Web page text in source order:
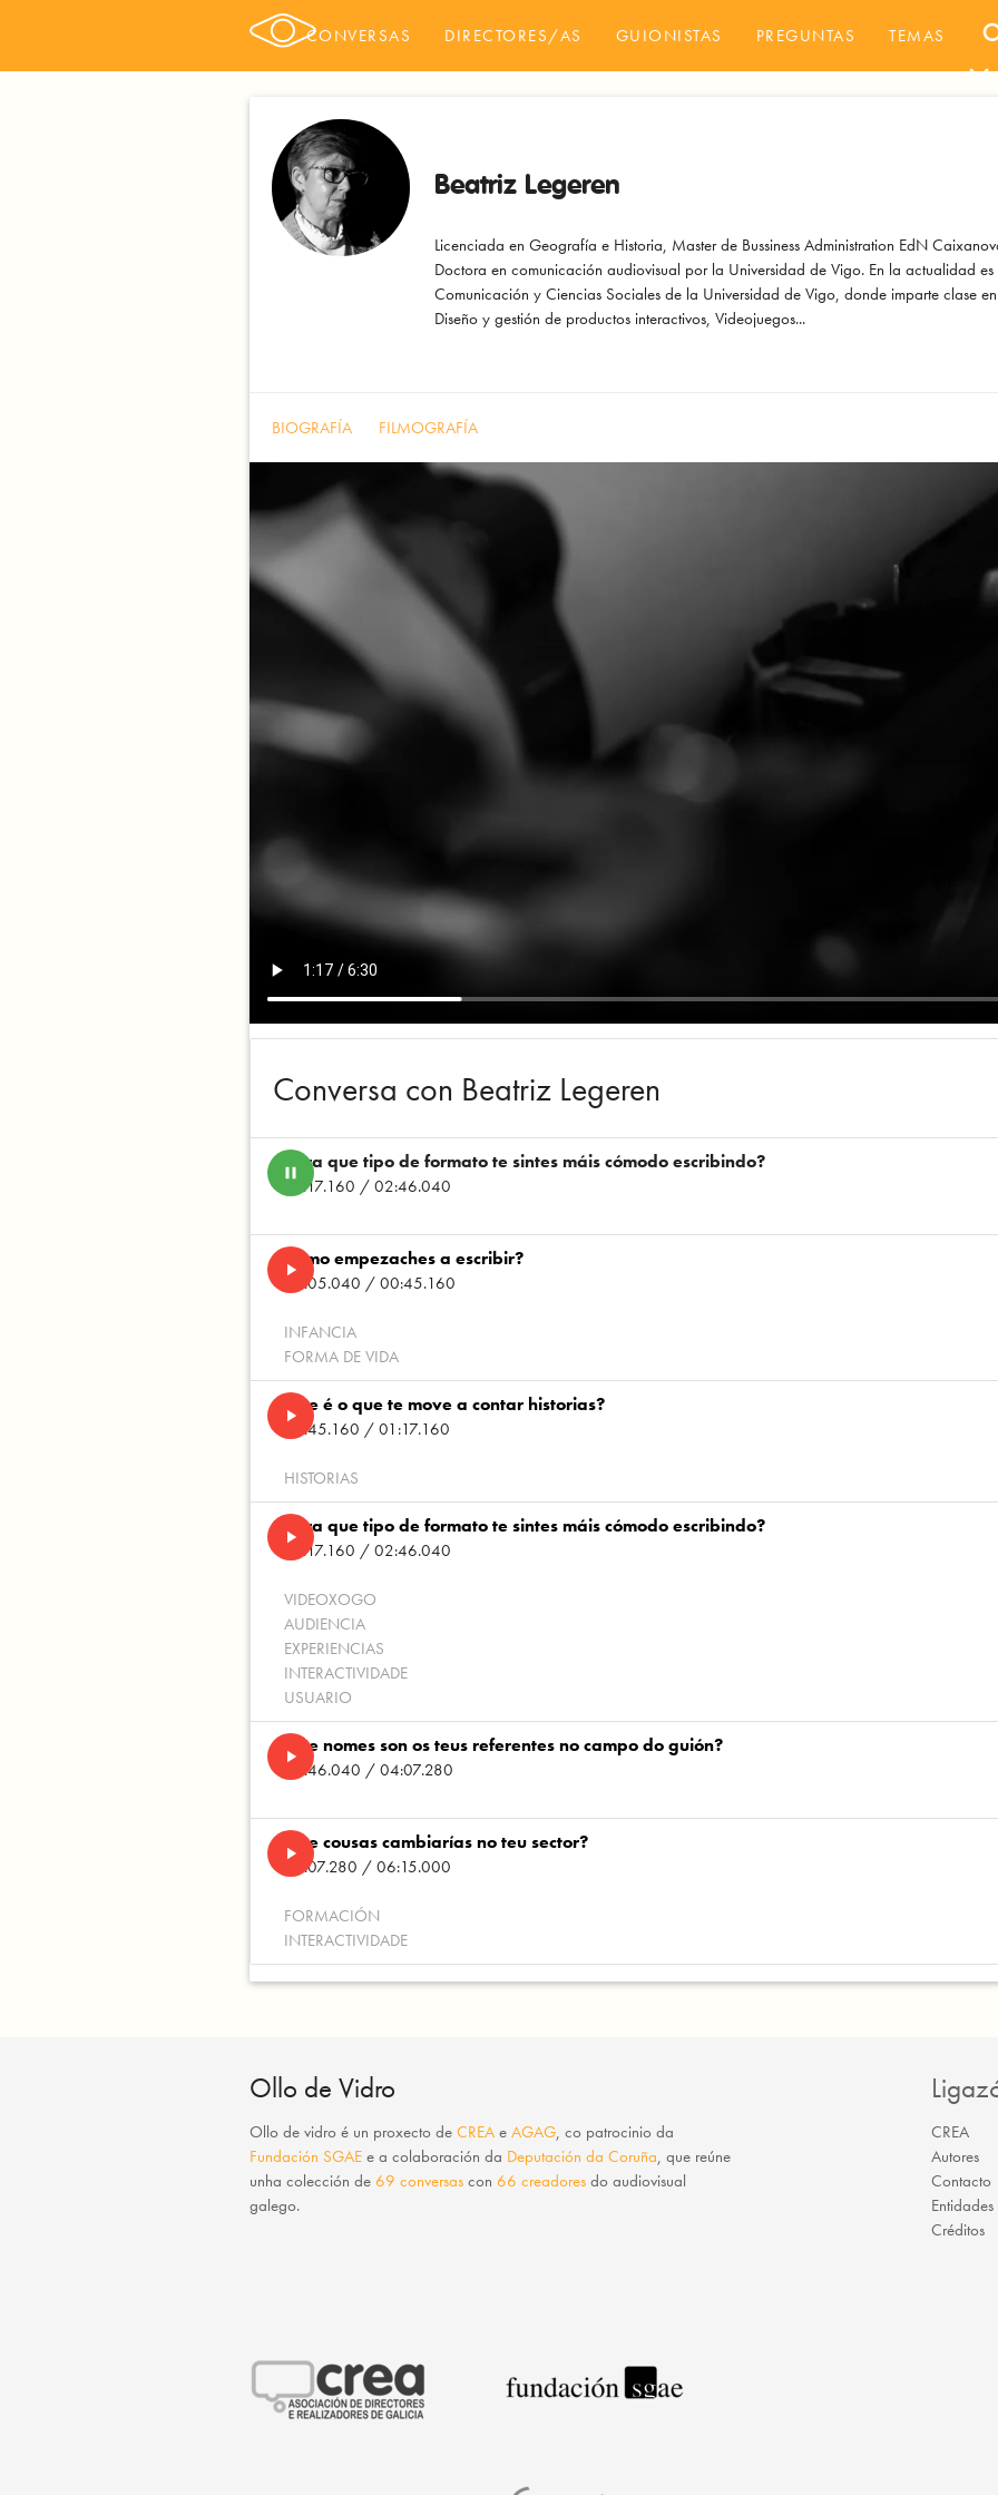
CONVERSAS DIRECTORES/AS GUIONISTAS PREGUNTAS TEMAS
close
Beatriz Legeren
Licenciada en Geografía e Historia, Master de Bussiness Administration EdN
Doctora en comunicación audiovisual por la Universidad de Vigo. En la actualidad
Comunicación y Ciencias Sociales de la Universidad de Vigo, donde imparte clase
Diseño y gestión de productos interactivos, Videojuegos...
BIOGRAFÍA FILMOGRAFÍA
Conversa con Beatriz Legeren
pause
Para que tipo de formato te sintes máis cómodo escribindo?
01:17.160 / 02:46.040
play_arrowComo empezaches a escribir?
00:05.040 / 00:45.160
INFANCIA
FORMA DE VIDA
play_arrowQue é o que te move a contar historias?
00:45.160 / 01:17.160
HISTORIAS
play_arrowPara que tipo de formato te sintes máis cómodo escribindo?
01:17.160 / 02:46.040
VIDEOXOGO
AUDIENCIA
EXPERIENCIAS
INTERACTIVIDADE
USUARIO
play_arrowQue nomes son os teus referentes no campo do guión?
02:46.040 / 04:07.280
play_arrowQue cousas cambiarías no teu sector?
04:07.280 / 06:15.000
FORMACIÓN
INTERACTIVIDADE
Ollo de Vidro
Ollo de vidro é un proxecto deCREA eAGAG, co patrocinio da
Fundación SGAE e a colaboración da Deputación da Coruña, que reúne
unha colección de69 conversas con66 creadores do audiovisual
galego.
CREA
Autores
Contacto
Créditos